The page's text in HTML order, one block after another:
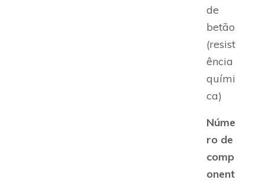
de
betão
(resist
ência
quími
ca)
Núme
ro de
comp
onent